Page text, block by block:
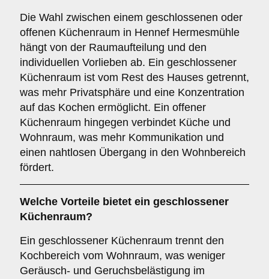
Die Wahl zwischen einem geschlossenen oder
offenen Küchenraum in Hennef Hermesmühle
hängt von der Raumaufteilung und den
individuellen Vorlieben ab. Ein geschlossener
Küchenraum ist vom Rest des Hauses getrennt,
was mehr Privatsphäre und eine Konzentration
auf das Kochen ermöglicht. Ein offener
Küchenraum hingegen verbindet Küche und
Wohnraum, was mehr Kommunikation und
einen nahtlosen Übergang in den Wohnbereich
fördert.
Welche Vorteile bietet ein geschlossener
Küchenraum?
Ein geschlossener Küchenraum trennt den
Kochbereich vom Wohnraum, was weniger
Geräusch- und Geruchsbelästigung im